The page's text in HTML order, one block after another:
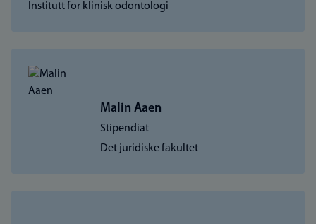
Institutt for klinisk odontologi
Malin Aaen
Stipendiat
Det juridiske fakultet